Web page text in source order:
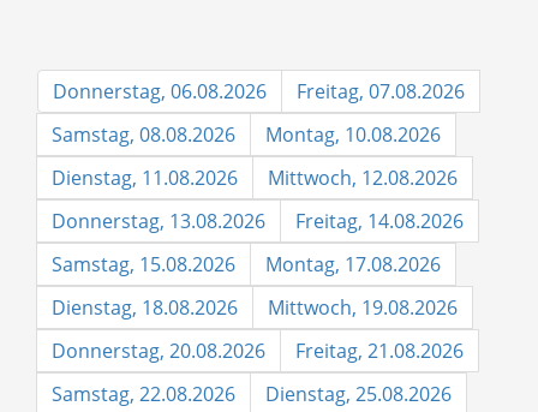
Donnerstag, 06.08.2026
Freitag, 07.08.2026
Samstag, 08.08.2026
Montag, 10.08.2026
Dienstag, 11.08.2026
Mittwoch, 12.08.2026
Donnerstag, 13.08.2026
Freitag, 14.08.2026
Samstag, 15.08.2026
Montag, 17.08.2026
Dienstag, 18.08.2026
Mittwoch, 19.08.2026
Donnerstag, 20.08.2026
Freitag, 21.08.2026
Samstag, 22.08.2026
Dienstag, 25.08.2026